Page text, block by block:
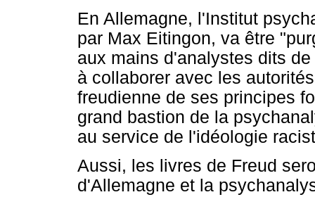
En Allemagne, l'Institut
par Max Eitingon, va être
aux mains d'analystes dits
à collaborer avec les
freudienne de ses principes
grand bastion de la
au service de l'idéologie
Aussi, les livres de Freud
d'Allemagne et la